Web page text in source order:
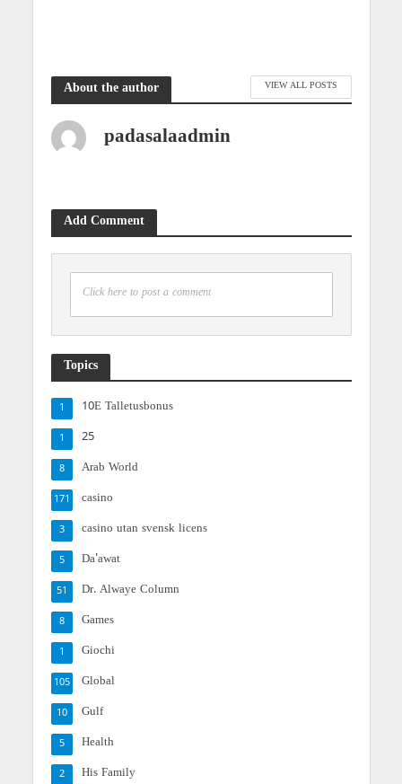
About the author VIEW ALL POSTS
padasalaadmin
Add Comment
Click here to post a comment
Topics
10E Talletusbonus
1
25
1
Arab World
8
casino
171
casino utan svensk licens
3
Da'awat
5
Dr. Alwaye Column
51
Games
8
Giochi
1
Global
105
Gulf
10
Health
5
His Family
2